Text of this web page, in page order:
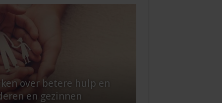
over betere hulp en
en gezinnen